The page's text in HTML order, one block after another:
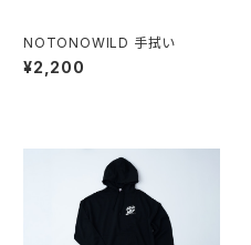
NOTONOWILD 手拭い
¥2,200